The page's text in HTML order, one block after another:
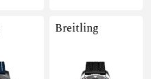
Breitling